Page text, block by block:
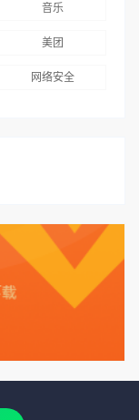
音乐
美团
网络安全